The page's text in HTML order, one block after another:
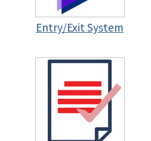
Entry/Exit System